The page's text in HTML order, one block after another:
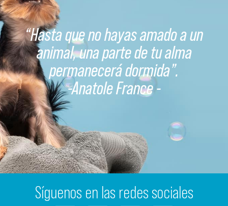
“Hasta que no hayas amado a un
animal, una parte de tu alma
permanecerá dormida”.
-Anatole France-
Síguenos en las redes sociales